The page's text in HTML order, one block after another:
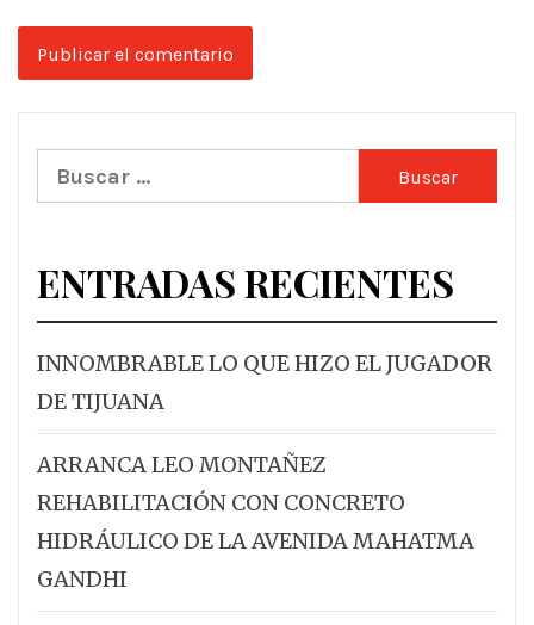
Buscar:
ENTRADAS RECIENTES
INNOMBRABLE LO QUE HIZO EL JUGADOR
DE TIJUANA
ARRANCA LEO MONTAÑEZ
REHABILITACIÓN CON CONCRETO
HIDRÁULICO DE LA AVENIDA MAHATMA
GANDHI